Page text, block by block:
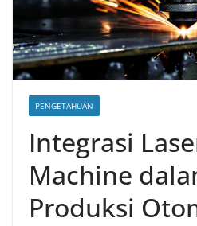
PENGETAHUAN
Integrasi
Machine
Produksi